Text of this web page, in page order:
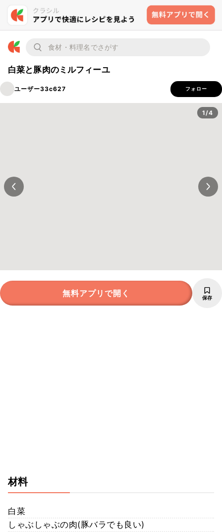
白菜と豚肉のミルフィーユ
ユーザー33c627 フォロー
1/4
無料アプリで開く 保存
材料
白菜
しゃぶしゃぶの肉(豚バラでも良い)